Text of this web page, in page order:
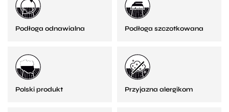
Podłoga odnawialna Podłoga szczotkowana
Polski produkt Przyjazna alergikom